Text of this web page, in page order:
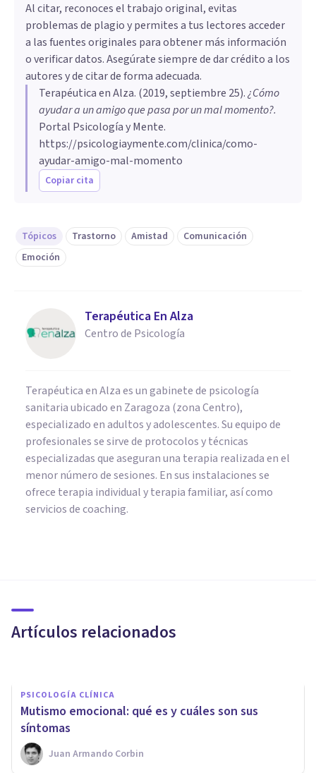
Al citar, reconoces el trabajo original, evitas
problemas de plagio y permites a tus lectores acceder
a las fuentes originales para obtener más información
o verificar datos. Asegúrate siempre de dar crédito a los
autores y de citar de forma adecuada.
Terapéutica en Alza. (2019, septiembre 25).¿Cómo
ayudar a un amigo que pasa por un mal momento?.
Portal Psicología y Mente.
https://psicologiaymente.com/clinica/como-
ayudar-amigo-mal-momento
Copiar cita
Tópicos Trastorno Amistad
Comunicación
Emoción
Terapéutica En Alza
Centro de Psicología
Terapéutica en Alza es un gabinete de psicología
sanitaria ubicado en Zaragoza (zona Centro),
especializado en adultos y adolescentes. Su equipo de
profesionales se sirve de protocolos y técnicas
especializadas que aseguran una terapia realizada en el
menor número de sesiones. En sus instalaciones se
ofrece terapia individual y terapia familiar, así como
servicios de coaching.
Artículos relacionados
psicológicamente)
PSICOLOGÍA CLÍNICA
​Mutismo emocional: qué es y cuáles son sus
síntomas
Juan Armando Corbin